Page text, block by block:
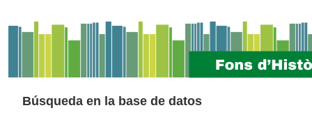
Búsqueda en la base de datos